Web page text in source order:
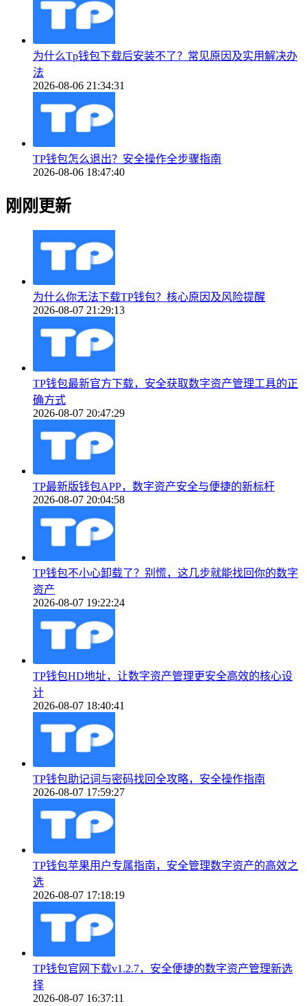
为什么Tp钱包下载后安装不了？常见原因及实用解决办
法
2026-08-06 21:34:31
TP钱包怎么退出？安全操作全步骤指南
2026-08-06 18:47:40
刚刚更新
为什么你无法下载TP钱包？核心原因及风险提醒
2026-08-07 21:29:13
TP钱包最新官方下载，安全获取数字资产管理工具的正
确方式
2026-08-07 20:47:29
TP最新版钱包APP，数字资产安全与便捷的新标杆
2026-08-07 20:04:58
TP钱包不小心卸载了？别慌，这几步就能找回你的数字
资产
2026-08-07 19:22:24
TP钱包HD地址，让数字资产管理更安全高效的核心设
计
2026-08-07 18:40:41
TP钱包助记词与密码找回全攻略，安全操作指南
2026-08-07 17:59:27
TP钱包苹果用户专属指南，安全管理数字资产的高效之
选
2026-08-07 17:18:19
TP钱包官网下载v1.2.7，安全便捷的数字资产管理新选
择
2026-08-07 16:37:11